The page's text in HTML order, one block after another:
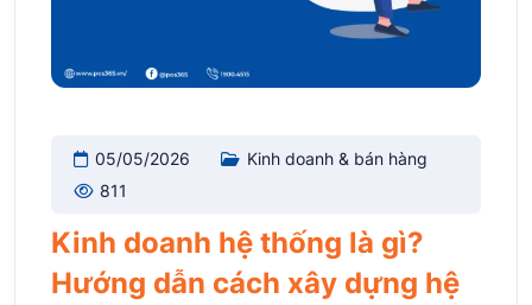
05/05/2026
Kinh doanh & bán hàng
811
Kinh doanh hệ thống là gì?
Hướng dẫn cách xây dựng hệ